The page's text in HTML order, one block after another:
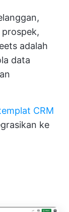
adalah
data
CRM
ke